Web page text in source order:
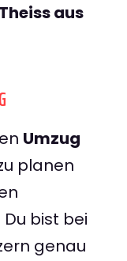
aus
Umzug
planen
bist bei
genau